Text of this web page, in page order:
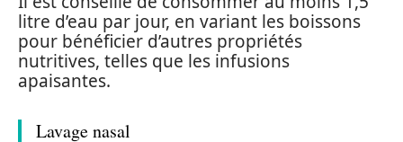
litre d’eau par jour, en variant les boissons
pour bénéficier d’autres propriétés
nutritives, telles que les infusions
apaisantes.
Lavage nasal